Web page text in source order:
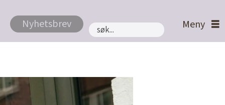
Nyhetsbrev
Søk